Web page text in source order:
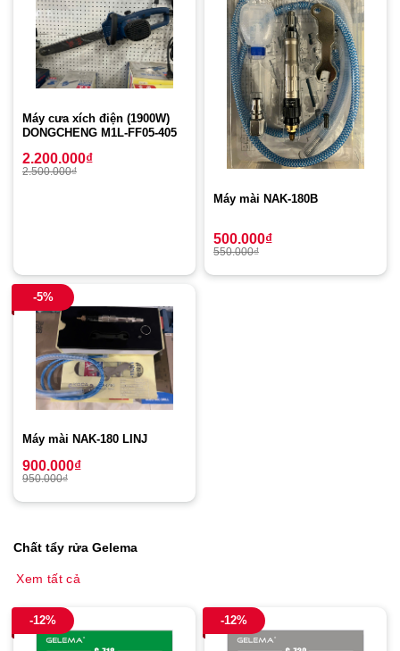
Máy cưa xích điện (1900W)
DONGCHENG M1L-FF05-405
2.200.000₫
2.500.000₫
Máy mài NAK-180B
500.000₫
550.000₫
-5%
Máy mài NAK-180 LINJ
900.000₫
950.000₫
Chất tẩy rửa Gelema
Xem tất cả
-12% -12%